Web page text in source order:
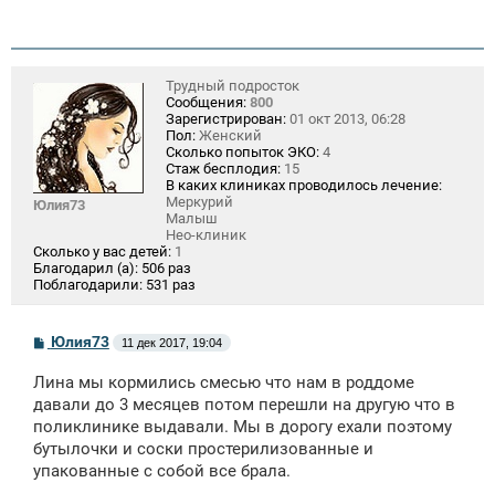
Юлия73
Трудный подросток
Сообщения: 800
Зарегистрирован: 01 окт 2013, 06:28
Пол: Женский
Сколько попыток ЭКО: 4
Стаж бесплодия: 15
В каких клиниках проводилось лечение:
Меркурий
Малыш
Нео-клиник
Сколько у вас детей: 1
Благодарил (а): 506 раз
Поблагодарили: 531 раз
С
о
б
щ
н
и
Юлия73 11 дек 2017, 19:04
Лина мы кормились смесью что нам в роддоме
давали до 3 месяцев потом перешли на другую что в
поликлинике выдавали. Мы в дорогу ехали поэтому
бутылочки и соски простерилизованные и
упакованные с собой все брала.